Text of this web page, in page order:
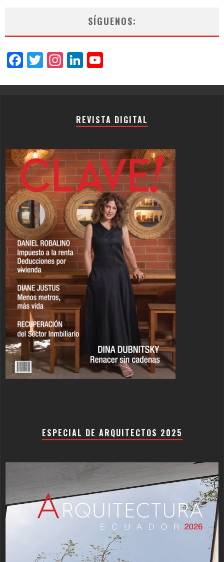
SÍGUENOS:
Facebook
Twitter
Instagram
LinkedIn
REVISTA DIGITAL
ESPECIAL DE ARQUITECTOS 2025